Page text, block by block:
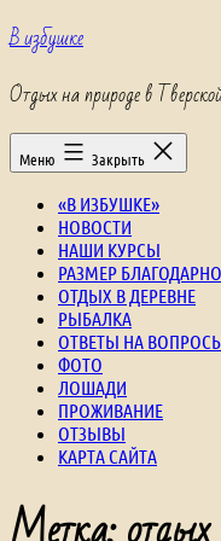
Перейти
к
В избушке
Отдых на природе в
Меню Закрыть
«В ИЗБУШКЕ»
НОВОСТИ
НАШИ КУРСЫ
РАЗМЕР
ОТДЫХ В ДЕРЕВНЕ
РЫБАЛКА
ОТВЕТЫ НА
ФОТО
ЛОШАДИ
ПРОЖИВАНИЕ
ОТЗЫВЫ
КАРТА САЙТА